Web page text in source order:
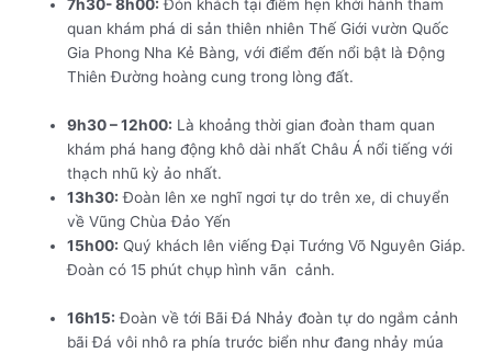
7h30- 8h00: Đón khách tại điểm hẹn khởi hành tham
quan khám phá di sản thiên nhiên Thế Giới vườn Quốc
Gia Phong Nha Kẻ Bàng, với điểm đến nổi bật là Động
Thiên Đường hoàng cung trong lòng đất.
9h30 – 12h00: Là khoảng thời gian đoàn tham quan
khám phá hang động khô dài nhất Châu Á nổi tiếng với
thạch nhũ kỳ ảo nhất.
13h30: Đoàn lên xe nghĩ ngơi tự do trên xe, di chuyển
về Vũng Chùa Đảo Yến
15h00: Quý khách lên viếng Đại Tướng Võ Nguyên Giáp.
Đoàn có 15 phút chụp hình vãn cảnh.
16h15: Đoàn về tới Bãi Đá Nhảy đoàn tự do ngắm cảnh
bãi Đá vôi nhô ra phía trước biển như đang nhảy múa